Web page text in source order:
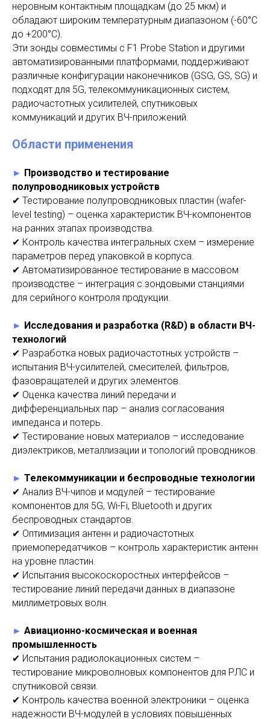
неровным контактным площадкам (до 25 мкм) и
обладают широким температурным диапазоном (-60°C
до +200°C).
Эти зонды совместимы с F1 Probe Station и другими
автоматизированными платформами, поддерживают
различные конфигурации наконечников (GSG, GS, SG) и
подходят для 5G, телекоммуникационных систем,
радиочастотных усилителей, спутниковых
коммуникаций и других ВЧ-приложений.
Области применения
► Производство и тестирование
полупроводниковых устройств
✔ Тестирование полупроводниковых пластин (wafer-
level testing) – оценка характеристик ВЧ-компонентов
на ранних этапах производства.
✔ Контроль качества интегральных схем – измерение
параметров перед упаковкой в корпуса.
✔ Автоматизированное тестирование в массовом
производстве – интеграция с зондовыми станциями
для серийного контроля продукции.
► Исследования и разработка (R&D) в области ВЧ-
технологий
✔ Разработка новых радиочастотных устройств –
испытания ВЧ-усилителей, смесителей, фильтров,
фазовращателей и других элементов.
✔ Оценка качества линий передачи и
дифференциальных пар – анализ согласования
импеданса и потерь.
✔ Тестирование новых материалов – исследование
диэлектриков, металлизации и топологий проводников.
► Телекоммуникации и беспроводные технологии
✔ Анализ ВЧ-чипов и модулей – тестирование
компонентов для 5G, Wi-Fi, Bluetooth и других
беспроводных стандартов.
✔ Оптимизация антенн и радиочастотных
приемопередатчиков – контроль характеристик антенн
на уровне пластин.
✔ Испытания высокоскоростных интерфейсов –
тестирование линий передачи данных в диапазоне
миллиметровых волн.
► Авиационно-космическая и военная
промышленность
✔ Испытания радиолокационных систем –
тестирование микроволновых компонентов для РЛС и
спутниковой связи.
✔ Контроль качества военной электроники – оценка
надежности ВЧ-модулей в условиях повышенных